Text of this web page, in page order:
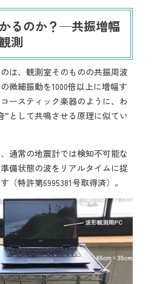
るのか？─共振増幅
測
は、観測室そのものの共振周波
微細振動を1000倍以上に増幅す
ースティック楽器のように、わ
”として共鳴させる原理に似てい
通常の地震計では検知不可能な
備状態の波をリアルタイムに捉
（特許第6995381号取得済）。